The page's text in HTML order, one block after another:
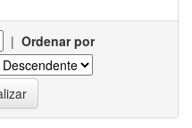
| Ordenar por